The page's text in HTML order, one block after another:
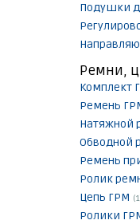
Подушки
Ремни,
Комплект
Ремень
Натяжной
Обводной
Ремень
Ролик
Цепь ГРМ
Ролики